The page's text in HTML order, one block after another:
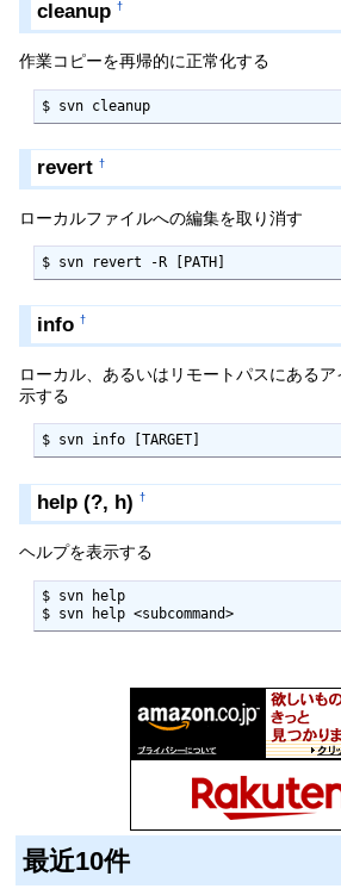
cleanup †
作業コピーを再帰的に正常化する
$ svn cleanup
revert †
ローカルファイルへの編集を取り消す
$ svn revert -R [PATH]
info †
ローカル、あるいはリモートパスにある
示する
$ svn info [TARGET]
help (?, h) †
ヘルプを表示する
$ svn help
$ svn help <subcommand>
最近10件